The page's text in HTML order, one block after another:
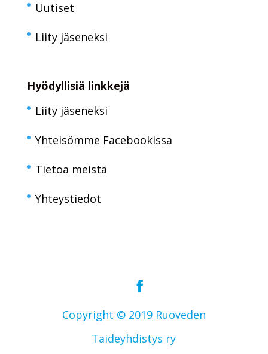
Uutiset
Liity jäseneksi
Hyödyllisiä linkkejä
Liity jäseneksi
Yhteisömme Facebookissa
Tietoa meistä
Yhteystiedot
Copyright © 2019 Ruoveden
Taideyhdistys ry